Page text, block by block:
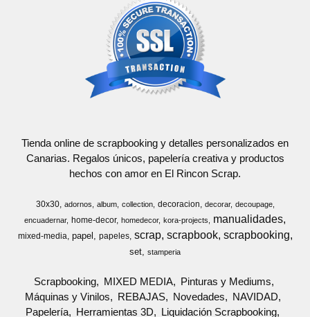
Tienda online de scrapbooking y detalles personalizados en
Canarias. Regalos únicos, papelería creativa y productos
hechos con amor en El Rincon Scrap.
30x30 adornos album collection decoracion decorar
decoupage
encuadernar
home-decor homedecor kora-projects manualidades
mixed-media papel papeles scrap scrapbook scrapbooking
set stamperia
Scrapbooking MIXED MEDIA
Pinturas y Mediums
Máquinas y Vinilos
REBAJAS Novedades
NAVIDAD
Papelería
Herramientas 3D
Liquidación Scrapbooking